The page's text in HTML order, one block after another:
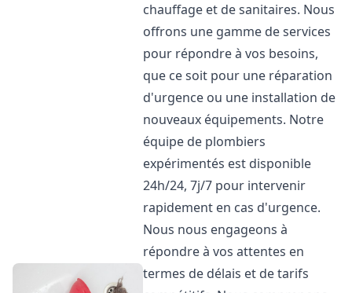
chauffage et de sanitaires. Nous
offrons une gamme de services
pour répondre à vos besoins,
que ce soit pour une réparation
d'urgence ou une installation de
nouveaux équipements. Notre
équipe de plombiers
expérimentés est disponible
24h/24, 7j/7 pour intervenir
rapidement en cas d'urgence.
Nous nous engageons à
répondre à vos attentes en
termes de délais et de tarifs